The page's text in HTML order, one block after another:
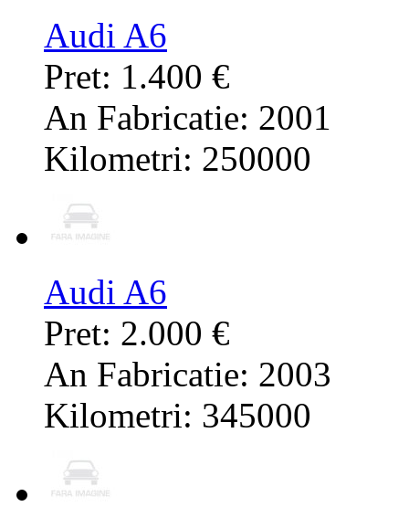
Audi A6
Pret: 1.400 €
An Fabricatie: 2001
Kilometri: 250000
Audi A6
Pret: 2.000 €
An Fabricatie: 2003
Kilometri: 345000